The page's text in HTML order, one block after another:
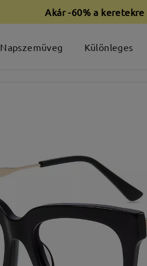
Akár -60% a
Napszemüveg Különleges